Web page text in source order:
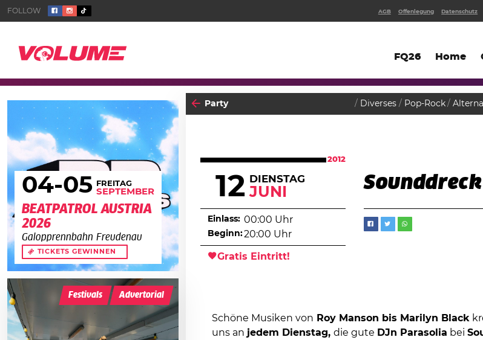
FQ26 Home
AGB Offenlegung Datenschutz
Party Diverses Pop-Rock
2012
12 DIENSTAG
JUNI Sounddreck
Einlass: 00:00 Uhr
Beginn:20:00 Uhr
Gratis Eintritt!
Schöne Musiken von Roy Manson bis Marilyn Black
uns an jedem Dienstag, die gute DJn Parasolia bei
04-05 FREITAG
SEPTEMBER
BEATPATROL AUSTRIA
2026
Galopprennbahn Freudenau
TICKETS GEWINNEN
Festivals Advertorial